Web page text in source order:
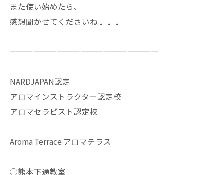
また使い始めたら、
感想聞かせてくださいね♩♩♩
———————————————————
NARDJAPAN認定
アロマインストラクター認定校
アロマセラピスト認定校
Aroma Terrace アロマテラス
◯熊本下通教室